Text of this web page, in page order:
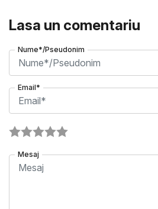
Lasa un comentariu
Nume*/Pseudonim
Email*
Mesaj